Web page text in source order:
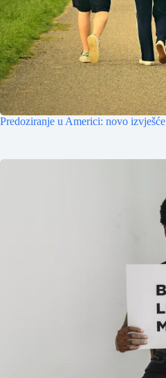
Predoziranje u Americi: novo izvješće